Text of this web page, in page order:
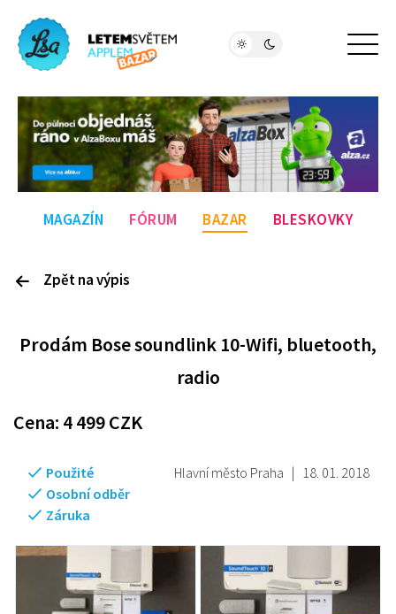
MAGAZÍN FÓRUM BAZAR BLESKOVKY
Zpět na výpis
Prodám Bose soundlink 10-Wifi, bluetooth,
radio
Cena: 4 499CZK
Hlavní město Praha | 18. 01. 2018
Použité
Osobní odběr
Záruka